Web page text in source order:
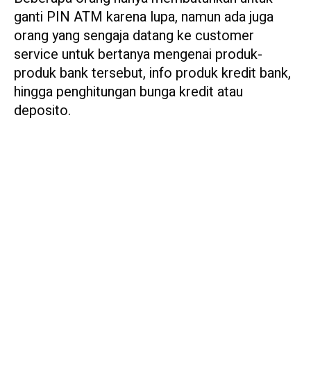
ganti PIN ATM karena lupa, namun ada juga
orang yang sengaja datang ke customer
service untuk bertanya mengenai produk-
produk bank tersebut, info produk kredit bank,
hingga penghitungan bunga kredit atau
deposito.